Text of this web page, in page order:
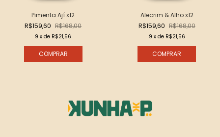
Pimenta Ají x12
R$159,60 R$168,00
9 x de R$21,56
Alecrim & Alho x12
R$159,60 R$168,00
9 x de R$21,56